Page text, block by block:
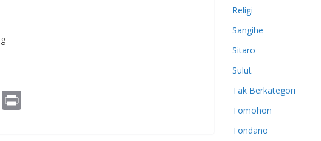
E
Religi
Sangihe
Sitaro
Sulut
Tak Berkategori
Tomohon
Tondano